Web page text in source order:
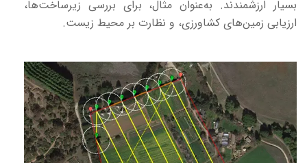
بسیار ارزشمندند. به‌عنوان مثال، برای بررسی زیرساخت‌ها،
ارزیابی زمین‌های کشاورزی، و نظارت بر محیط زیست.